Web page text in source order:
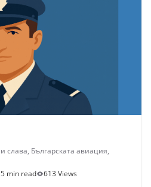
слава, Българската авиация,
5 min read 613 Views